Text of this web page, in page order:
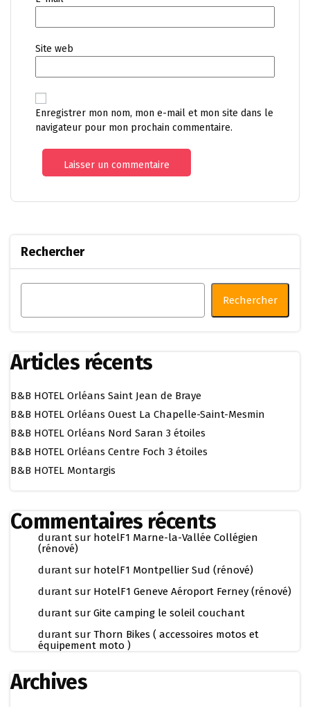
Site web
Enregistrer mon nom, mon e-mail et mon site dans le
navigateur pour mon prochain commentaire.
Rechercher
Rechercher
Articles récents
B&B HOTEL Orléans Saint Jean de Braye
B&B HOTEL Orléans Ouest La Chapelle-Saint-Mesmin
B&B HOTEL Orléans Nord Saran 3 étoiles
B&B HOTEL Orléans Centre Foch 3 étoiles
B&B HOTEL Montargis
Commentaires récents
durant sur hotelF1 Marne-la-Vallée Collégien
(rénové)
durant sur hotelF1 Montpellier Sud (rénové)
durant sur HotelF1 Geneve Aéroport Ferney (rénové)
durant sur Gite camping le soleil couchant
durant sur Thorn Bikes ( accessoires motos et
équipement moto )
Archives